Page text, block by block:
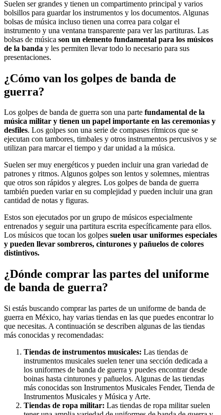
Suelen ser grandes y tienen un compartimento principal y varios
bolsillos para guardar los instrumentos y los documentos. Algunas
bolsas de música incluso tienen una correa para colgar el
instrumento y una ventana transparente para ver las partituras. Las
bolsas de música son un elemento fundamental para los músicos
de la banda y les permiten llevar todo lo necesario para sus
presentaciones.
¿Cómo van los golpes de banda de
guerra?
Los golpes de banda de guerra son una parte fundamental de la
música militar y tienen un papel importante en las ceremonias y
desfiles. Los golpes son una serie de compases rítmicos que se
ejecutan con tambores, timbales y otros instrumentos percusivos y se
utilizan para marcar el tiempo y dar unidad a la música.
Suelen ser muy energéticos y pueden incluir una gran variedad de
patrones y ritmos. Algunos golpes son lentos y solemnes, mientras
que otros son rápidos y alegres. Los golpes de banda de guerra
también pueden variar en su complejidad y pueden incluir una gran
cantidad de notas y figuras.
Estos son ejecutados por un grupo de músicos especialmente
entrenados y seguir una partitura escrita específicamente para ellos.
Los músicos que tocan los golpes suelen usar uniformes especiales
y pueden llevar sombreros, cinturones y pañuelos de colores
distintivos.
¿Dónde comprar las partes del uniforme
de banda de guerra?
Si estás buscando comprar las partes de un uniforme de banda de
guerra en México, hay varias tiendas en las que puedes encontrar lo
que necesitas. A continuación se describen algunas de las tiendas
más conocidas y recomendadas:
Tiendas de instrumentos musicales: Las tiendas de
instrumentos musicales suelen tener una sección dedicada a
los uniformes de banda de guerra y puedes encontrar desde
boinas hasta cinturones y pañuelos. Algunas de las tiendas
más conocidas son Instrumentos Musicales Fender, Tienda de
Instrumentos Musicales y Música y Arte.
Tiendas de ropa militar: Las tiendas de ropa militar suelen